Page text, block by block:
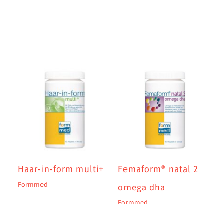
Haar-in-form multi+
Formmed
Femaform® natal 2
omega dha